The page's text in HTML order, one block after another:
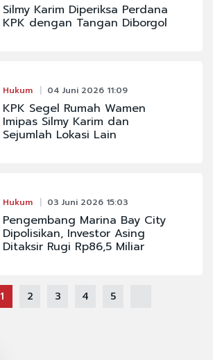
Silmy Karim Diperiksa Perdana
KPK dengan Tangan Diborgol
Hukum 04 Juni 2026 11:09
KPK Segel Rumah Wamen
Imipas Silmy Karim dan
Sejumlah Lokasi Lain
Hukum 03 Juni 2026 15:03
Pengembang Marina Bay City
Dipolisikan, Investor Asing
Ditaksir Rugi Rp86,5 Miliar
1 2 3 4 5